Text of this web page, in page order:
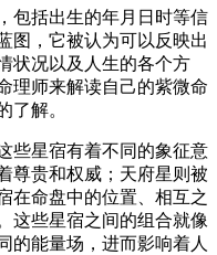
包括出生的年月日时等信
图，它被认为可以反映出
状况以及人生的各个方
理师来解读自己的紫微命
了解。
些星宿有着不同的象征意
尊贵和权威；天府星则被
在命盘中的位置、相互之
这些星宿之间的组合就像
的能量场，进而影响着人